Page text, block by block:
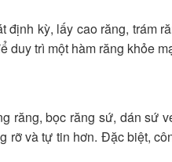
kỳ, lấy cao răng, trám
duy trì một hàm răng khỏe
răng, bọc răng sứ, dán sứ
rỡ và tự tin hơn. Đặc biệt,